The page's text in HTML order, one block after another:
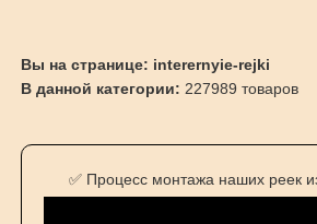
Вы на странице: interernyie-rejki
В данной категории: 227989 товаров
✅ Процесс монтажа наших реек